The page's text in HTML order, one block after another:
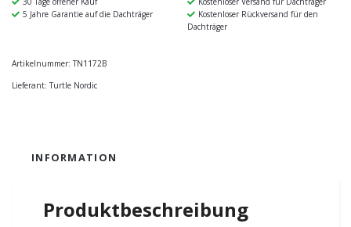
5 Jahre Garantie auf die Dachträger
Kostenloser Rückversand für den
Dachträger
Artikelnummer: TN1172B
Lieferant: Turtle Nordic
INFORMATION
Produktbeschreibung